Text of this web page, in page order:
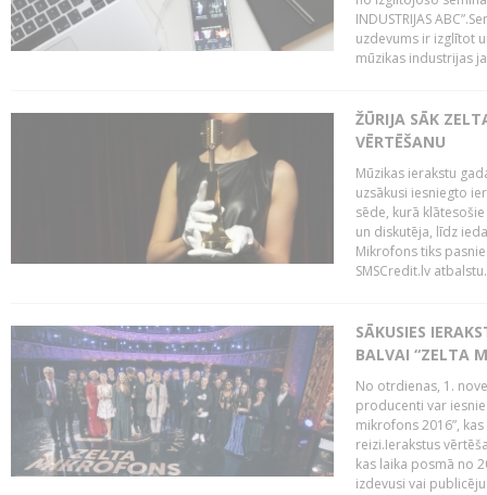
INDUSTRIJAS
uzdevums ir izglītot
mūzikas industrijas
ŽŪRIJA SĀK
VĒRTĒŠANU
Mūzikas ierakstu
uzsākusi iesniegto
sēde, kurā
un diskutēja, līdz
Mikrofons tiks
SMSCredit.lv
SĀKUSIES
BALVAI “ZELTA
No otrdienas, 1.
producenti var
mikrofons 2016”,
reizi.Ierakstus
kas laika posmā no
izdevusi vai